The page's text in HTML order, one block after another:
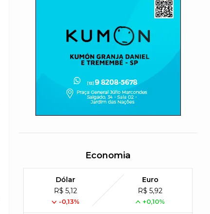
Economia
Dólar
R$ 5,12
-0,13%
Euro
R$ 5,92
+0,10%